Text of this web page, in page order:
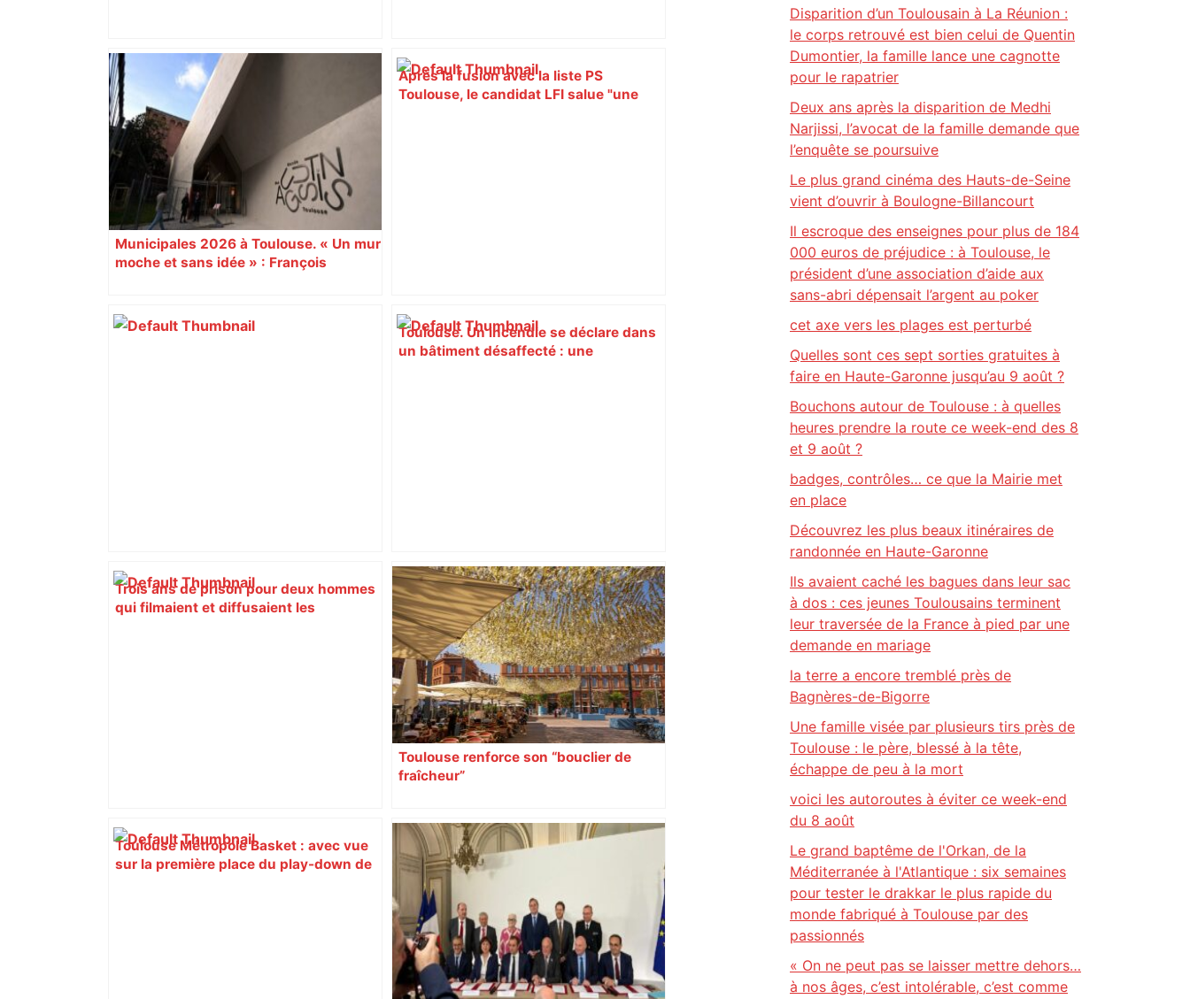
ENTRETIEN. Municipales 2026 à
Toulouse : sous le feu des critiques,
Briançon assume son alliance avec
Piquemal, "ce n’est pas un accord de
postes" – ladepeche.fr
Après la fusion avec la liste PS
Toulouse, le candidat LFI salue "une
Municipales 2026 à Toulouse. « Un mur
moche et sans idée » : François
Augustins
Toulouse. Un incendie se déclare dans
un bâtiment désaffecté : une
Trois ans de prison pour deux hommes
qui filmaient et diffusaient les
"Un lieu chargé de l'histoire de
Toulouse et de sa vie démocratique
volontairement piétiné" : des
dégradations commises au sein du
Capitole – France 3 Régions
Toulouse Métropole Basket : avec vue
sur la première place du play-down de
Toulouse renforce son “bouclier de
fraîcheur”
Disparition d’un Toulousain à La Réunion :
le corps retrouvé est bien celui de Quentin
Dumontier, la famille lance une cagnotte
pour le rapatrier
Deux ans après la disparition de Medhi
Narjissi, l’avocat de la famille demande que
l’enquête se poursuive
Le plus grand cinéma des Hauts-de-Seine
vient d’ouvrir à Boulogne-Billancourt
Il escroque des enseignes pour plus de 184
000 euros de préjudice : à Toulouse, le
président d’une association d’aide aux
sans-abri dépensait l’argent au poker
cet axe vers les plages est perturbé
Quelles sont ces sept sorties gratuites à
faire en Haute-Garonne jusqu’au 9 août ?
Bouchons autour de Toulouse : à quelles
heures prendre la route ce week-end des 8
et 9 août ?
badges, contrôles… ce que la Mairie met
en place
Découvrez les plus beaux itinéraires de
randonnée en Haute-Garonne
Ils avaient caché les bagues dans leur sac
à dos : ces jeunes Toulousains terminent
leur traversée de la France à pied par une
demande en mariage
la terre a encore tremblé près de
Bagnères-de-Bigorre
Une famille visée par plusieurs tirs près de
Toulouse : le père, blessé à la tête,
échappe de peu à la mort
voici les autoroutes à éviter ce week-end
du 8 août
Le grand baptême de l'Orkan, de la
Méditerranée à l'Atlantique : six semaines
pour tester le drakkar le plus rapide du
monde fabriqué à Toulouse par des
passionnés
« On ne peut pas se laisser mettre dehors…
à nos âges, c’est intolérable, c’est comme